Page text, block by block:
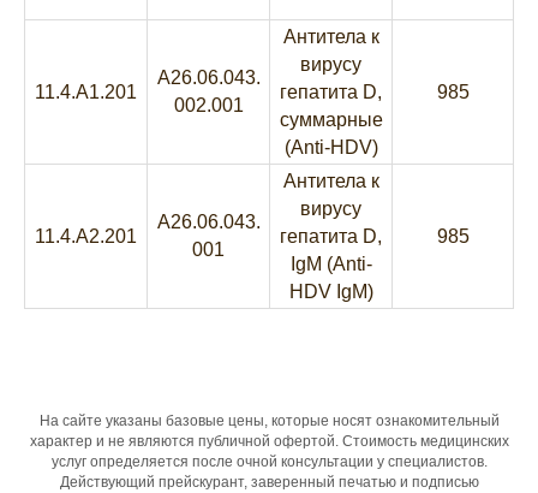
11.4.A1.201
A26.06.043.
002.001
Антитела к
вирусу
гепатита D,
суммарные
(Anti-HDV)
985
11.4.A2.201
A26.06.043.
001
Антитела к
вирусу
гепатита D,
IgM (Anti-
HDV IgM)
985
На сайте указаны базовые цены, которые носят ознакомительный
характер и не являются публичной офертой. Стоимость медицинских
услуг определяется после очной консультации у специалистов.
Действующий прейскурант, заверенный печатью и подписью